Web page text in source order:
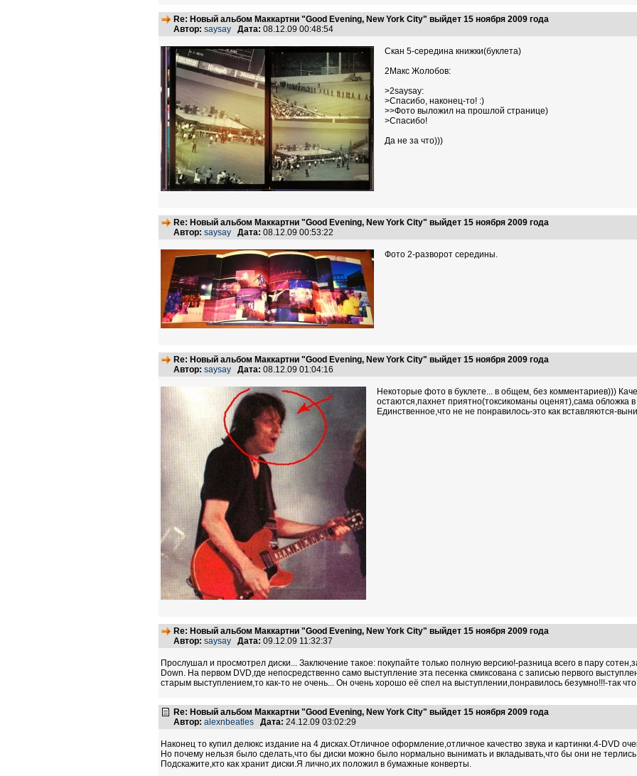
Re: Новый альбом Маккартни "Good Evening, New York City" выйдет 15 ноября 2009 года
Автор: saysay Дата: 08.12.09 00:48:54
Скан 5-середина книжки(буклета)
2Макс Жолобов:
>2saysay:
>Спасибо, наконец-то! :)
>>Фото выложил на прошлой странице)
>Спасибо!
Да не за что)))
Re: Новый альбом Маккартни "Good Evening, New York City" выйдет 15 ноября 2009 года
Автор: saysay Дата: 08.12.09 00:53:22
Фото 2-разворот середины.
Re: Новый альбом Маккартни "Good Evening, New York City" выйдет 15 ноября 2009 года
Автор: saysay Дата: 08.12.09 01:04:16
Некоторые фото в буклете... в общем, без комментариев)))
остаются,пахнет приятно(токсикоманы оценят),сама обложка
Единственное,что не не понравилось-это как вставляются-
Re: Новый альбом Маккартни "Good Evening, New York City" выйдет 15 ноября 2009 года
Автор: saysay Дата: 09.12.09 11:32:37
Прослушал и просмотрел диски... Заключение такое: покупайте только полную версию!-разница всего в пару
Down. На первом DVD,где непосредственно само выступление эта песенка смиксована с записью первого
старым выступлением,то как-то не очень... Он очень хорошо её спел на выступлении,понравилось безумно!!!-так
Re: Новый альбом Маккартни "Good Evening, New York City" выйдет 15 ноября 2009 года
Автор: alexnbeatles Дата: 24.12.09 03:02:29
Наконец то купил делюкс издание на 4 дисках.Отличное оформление,отличное качество звука и картинки.4-DVD
Но почему нельзя было сделать,что бы диски можно было нормально вынимать и вкладывать,что бы они не терлись
Подскажите,кто как хранит диски.Я лично,их положил в бумажные конверты.